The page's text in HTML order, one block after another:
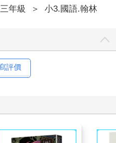
年級 ＞ 小3.國語.翰林
評價